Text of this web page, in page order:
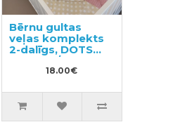
Bērnu gultas
veļas komplekts
2-dalīgs, DOTS
100x140/40x60cm
18.00€